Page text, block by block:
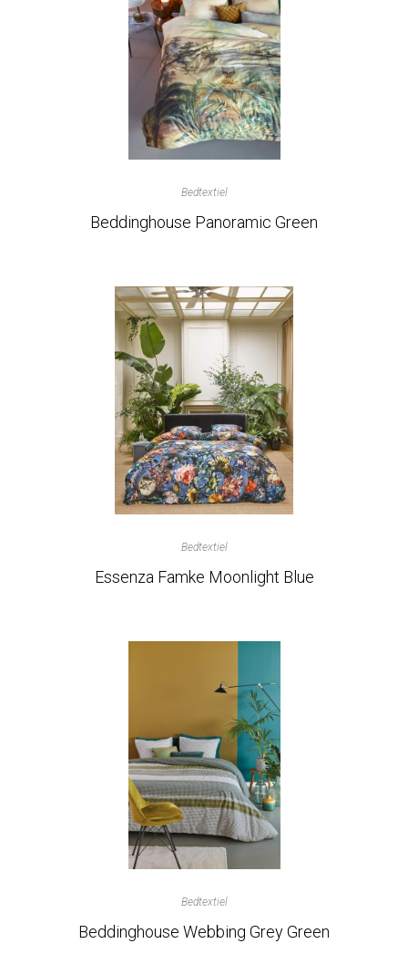
Bedtextiel
Beddinghouse Panoramic Green
Bedtextiel
Essenza Famke Moonlight Blue
Bedtextiel
Beddinghouse Webbing Grey Green